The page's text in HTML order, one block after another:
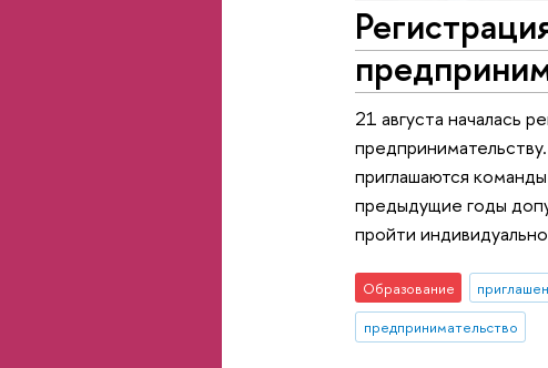
21 августа началась
приглашаются
предыдущие годы
пройти
Образование
предпринимательство